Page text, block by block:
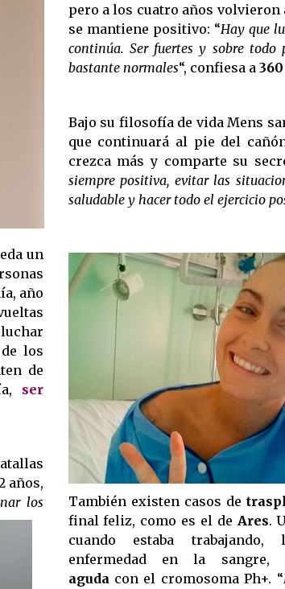
un
año
los
de
ser
años,
los
pero a los cuatro años volvieron
se mantiene positivo: “Hay que
continúa. Ser fuertes y sobre todo
bastante normales“, confiesa a
Bajo su filosofía de vida Mens
que continuará al pie del
crezca más y comparte su
siempre positiva, evitar las
saludable y hacer todo el ejercicio
También existen casos de
final feliz, como es el de Ares.
cuando estaba
enfermedad en la sangre,
agudacon el cromosoma Ph+. “